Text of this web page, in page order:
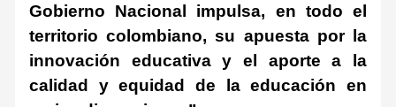
Gobierno Nacional impulsa, en todo el
territorio colombiano, su apuesta por la
innovación educativa y el aporte a la
calidad y equidad de la educación en